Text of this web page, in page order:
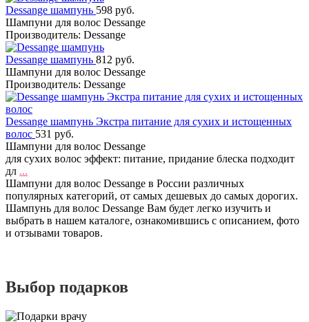
Dessange шампунь 598 руб.
Шампуни для волос Dessange
Производитель: Dessange
Dessange шампунь 812 руб.
Шампуни для волос Dessange
Производитель: Dessange
Dessange шампунь Экстра питание для сухих и истощенных
волос 531 руб.
Шампуни для волос Dessange
для сухих волос эффект: питание, придание блеска подходит
дл ...
Шампуни для волос Dessange в России различных
популярных категорий, от самых дешевых до самых дорогих.
Шампунь для волос Dessange Вам будет легко изучить и
выбрать в нашем каталоге, ознакомившись с описанием, фото
и отзывами товаров.
Выбор подарков